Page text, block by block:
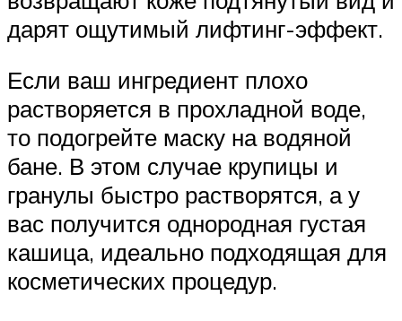
дарят ощутимый лифтинг-эффект.
Если ваш ингредиент плохо
растворяется в прохладной воде,
то подогрейте маску на водяной
бане. В этом случае крупицы и
гранулы быстро растворятся, а у
вас получится однородная густая
кашица, идеально подходящая для
косметических процедур.